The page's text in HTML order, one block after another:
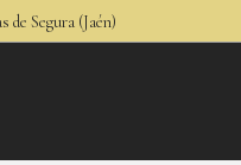
de Segura (Jaén)